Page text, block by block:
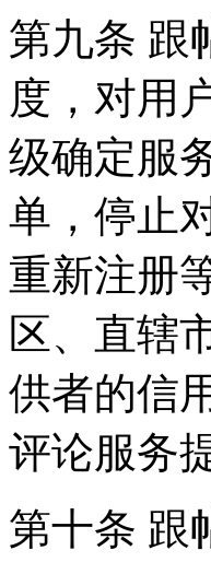
第九条 跟
度，对用
级确定服
单，停止
重新注册
区、直辖
供者的信
评论服务
第十条 跟